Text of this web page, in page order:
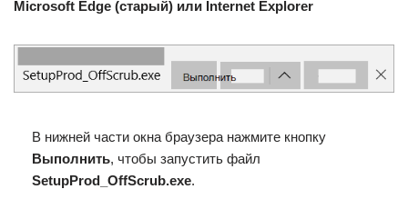
Microsoft Edge (старый) или Internet Explorer
В нижней части окна браузера нажмите кнопку
Выполнить, чтобы запустить файл
SetupProd_OffScrub.exe.